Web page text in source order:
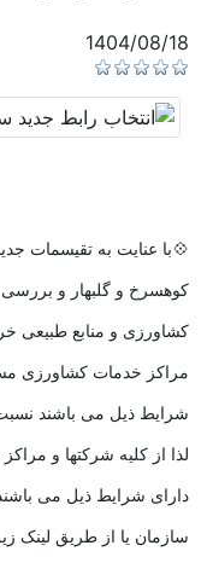
1404/08/18
💠با عنایت به تقیسمات
کوهسرخ و گلبهار و
کشاورزی و منابع طبیعی
مراکز خدمات کشاورزی
شرایط ذیل می باشند نسبت
لذا از کلیه شرکتها و
دارای شرایط ذیل می
سازمان یا از طریق لینک